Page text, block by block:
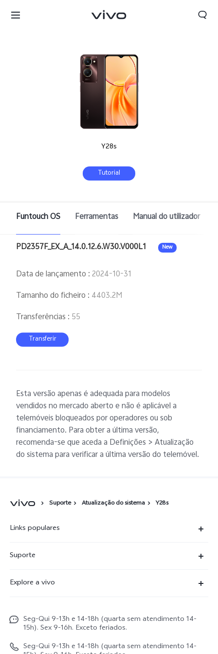
Y28s
Tutorial
Funtouch OS Ferramentas Manual do utilizador
PD2357F_EX_A_14.0.12.6.W30.V000L1 New
Data de lançamento :2024-10-31
Tamanho do ficheiro : 4403.2M
Transferências : 55
Transferir
Esta versão apenas é adequada para modelos
vendidos no mercado aberto e não é aplicável a
telemóveis bloqueados por operadores ou sob
financiamento. Para obter a última versão,
recomenda-se que aceda a Definições > Atualização
do sistema para verificar a última versão do telemóvel.
Suporte Atualização do sistema Y28s
Links populares
X300Pro
V70
V70 FE
Suporte
Atualização do sistema
Manual do utilizador
Explore a vivo
Carreiras ao vivo
Avisos legais
Seg-Qui 9-13h e 14-18h (quarta sem atendimento 14-
15h). Sex 9-16h. Exceto feriados.
Seg-Qui 9-13h e 14-18h (quarta sem atendimento 14-